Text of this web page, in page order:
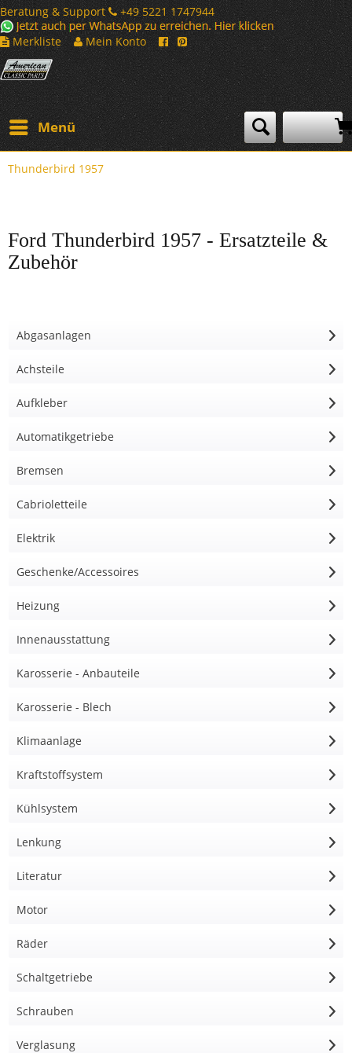
Beratung & Support
+49 5221 1747944
Merkliste
Mein Konto
Menü
Thunderbird 1957
Ford Thunderbird 1957 - Ersatzteile &
Zubehör
Abgasanlagen
Achsteile
Aufkleber
Automatikgetriebe
Bremsen
Cabrioletteile
Elektrik
Geschenke/Accessoires
Heizung
Innenausstattung
Karosserie - Anbauteile
Karosserie - Blech
Klimaanlage
Kraftstoffsystem
Kühlsystem
Lenkung
Literatur
Motor
Räder
Schaltgetriebe
Schrauben
Verglasung